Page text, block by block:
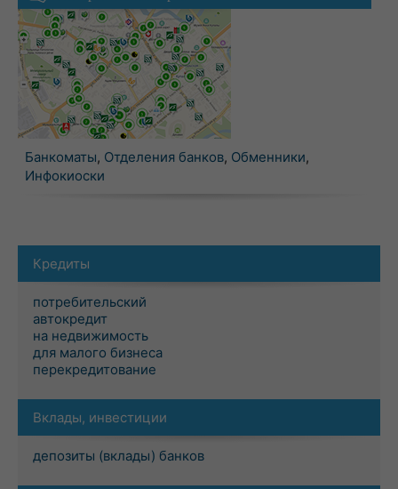
Банкоматы, Отделения банков, Обменники,
Инфокиоски
Кредиты
потребительский
автокредит
на недвижимость
для малого бизнеса
перекредитование
Вклады, инвестиции
депозиты (вклады) банков